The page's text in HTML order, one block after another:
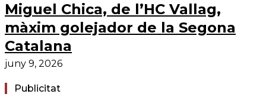
Miguel Chica, de l’HC Vallag,
màxim golejador de la Segona
Catalana
juny 9, 2026
Publicitat